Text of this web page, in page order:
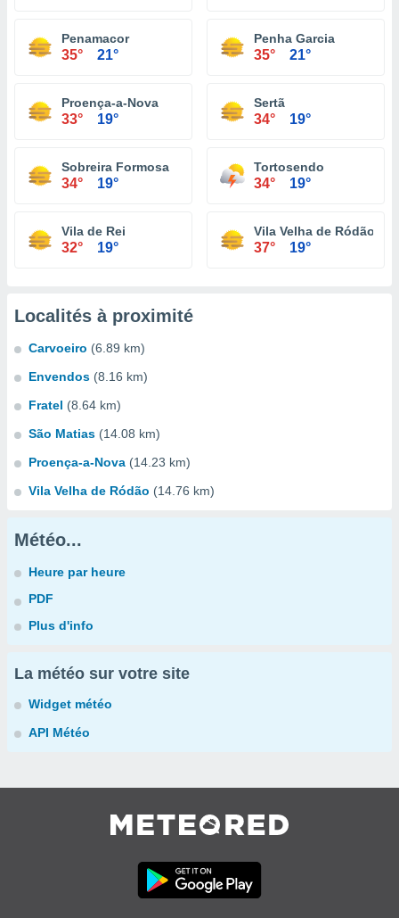
Penamacor
35° 21°
Penha Garcia
35° 21°
Proença-a-Nova
33° 19°
Sertã
34° 19°
Sobreira Formosa
34° 19°
Tortosendo
34° 19°
Vila de Rei
32° 19°
Vila Velha de Ródão
37° 19°
Localités à proximité
Carvoeiro (6.89 km)
Envendos (8.16 km)
Fratel (8.64 km)
São Matias (14.08 km)
Proença-a-Nova (14.23 km)
Vila Velha de Ródão (14.76 km)
Météo...
Heure par heure
PDF
Plus d'info
La météo sur votre site
Widget météo
API Météo